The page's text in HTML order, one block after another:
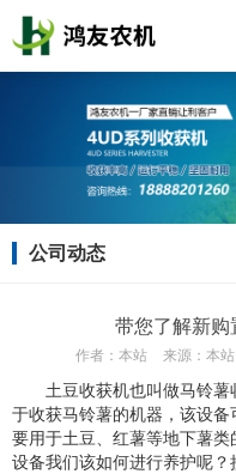
公司动态
带您了解新购
作者： 本站 来源： 本站
土豆收获机也叫做马铃
于收获马铃薯的机器，该设
要用于土豆、红薯等地下薯
设备我们该如何进行养护呢